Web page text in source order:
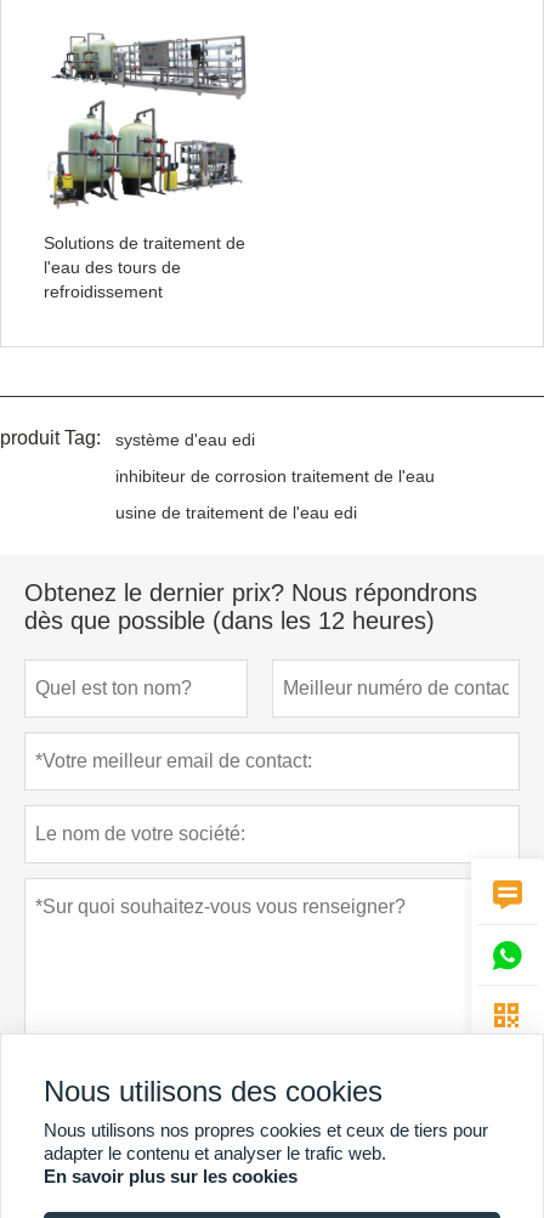
Solutions de traitement de
l'eau des tours de
refroidissement
produit Tag:
système d'eau edi
inhibiteur de corrosion traitement de l'eau
usine de traitement de l'eau edi
Obtenez le dernier prix? Nous répondrons
dès que possible (dans les 12 heures)
soumettre Politique de confidentialité



Nous utilisons des cookies
Nous utilisons nos propres cookies et ceux de tiers pour
adapter le contenu et analyser le trafic web.
En savoir plus sur les cookies